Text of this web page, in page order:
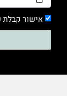
אישור קבלת